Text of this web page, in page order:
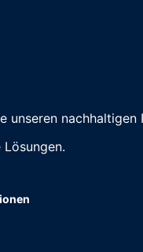
unseren nachhaltigen